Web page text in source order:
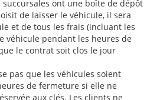
succursales ont une boîte de dépôt
de laisser le véhicule, il sera
et de tous les frais (incluant les
véhicule pendant les heures de
le contrat soit clos le jour
pas que les véhicules soient
de fermeture si elle ne
aux clés. Les clients ne